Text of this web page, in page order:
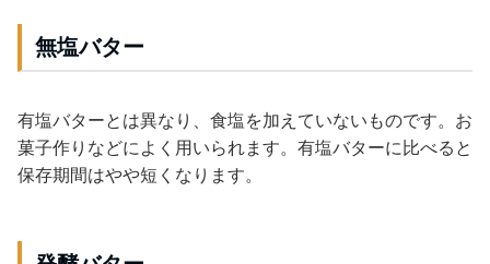
無塩バター
有塩バターとは異なり、食塩を加えていないものです。お
菓子作りなどによく用いられます。有塩バターに比べると
保存期間はやや短くなります。